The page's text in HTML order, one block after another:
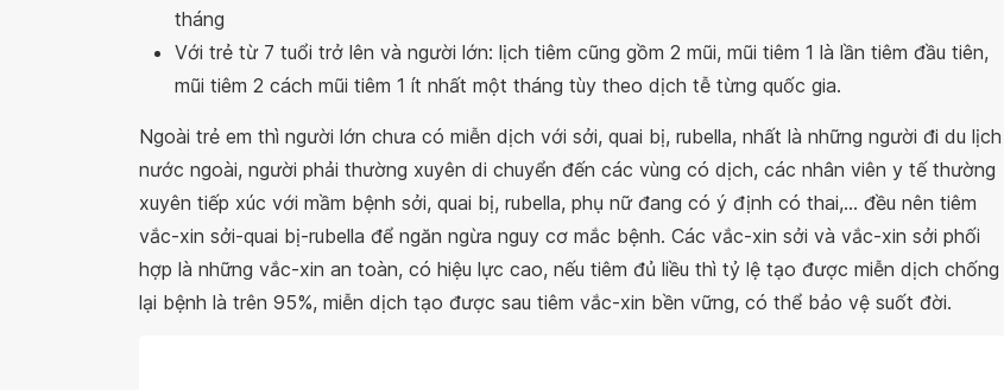
tháng
Với trẻ từ 7 tuổi trở lên và người lớn: lịch tiêm cũng gồm 2 mũi, mũi tiêm 1 là lần tiêm đầu tiên,
mũi tiêm 2 cách mũi tiêm 1 ít nhất một tháng tùy theo dịch tễ từng quốc gia.
Ngoài trẻ em thì người lớn chưa có miễn dịch với sởi, quai bị, rubella, nhất là những người đi du lịch
nước ngoài, người phải thường xuyên di chuyển đến các vùng có dịch, các nhân viên y tế thường
xuyên tiếp xúc với mầm bệnh sởi, quai bị, rubella, phụ nữ đang có ý định có thai,... đều nên tiêm
vắc-xin sởi-quai bị-rubella để ngăn ngừa nguy cơ mắc bệnh. Các vắc-xin sởi và vắc-xin sởi phối
hợp là những vắc-xin an toàn, có hiệu lực cao, nếu tiêm đủ liều thì tỷ lệ tạo được miễn dịch chống
lại bệnh là trên 95%, miễn dịch tạo được sau tiêm vắc-xin bền vững, có thể bảo vệ suốt đời.